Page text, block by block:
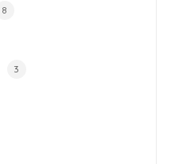
8
3